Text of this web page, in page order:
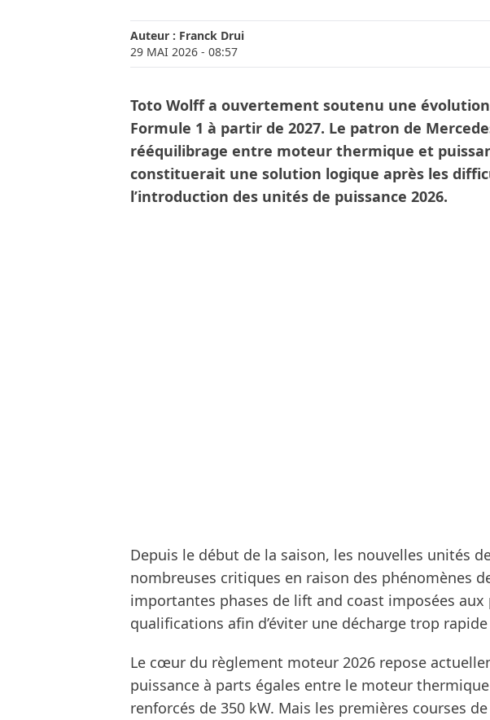
Auteur : Franck Drui
29 MAI 2026 - 08:57
Toto Wolff a ouvertement soutenu une
Formule 1 à partir de 2027. Le patron de
rééquilibrage entre moteur thermique et
constituerait une solution logique après les
l’introduction des unités de puissance 2026.
Depuis le début de la saison, les nouvelles unités
nombreuses critiques en raison des phénomènes
importantes phases de lift and coast imposées
qualifications afin d’éviter une décharge trop
Le cœur du règlement moteur 2026 repose
puissance à parts égales entre le moteur
renforcés de 350 kW. Mais les premières courses